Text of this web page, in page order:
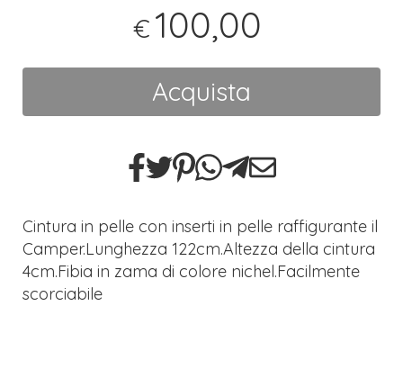
€ 100,00
Acquista
Cintura in pelle con inserti in pelle raffigurante il
Camper.Lunghezza 122cm.Altezza della cintura
4cm.Fibia in zama di colore nichel.Facilmente
scorciabile